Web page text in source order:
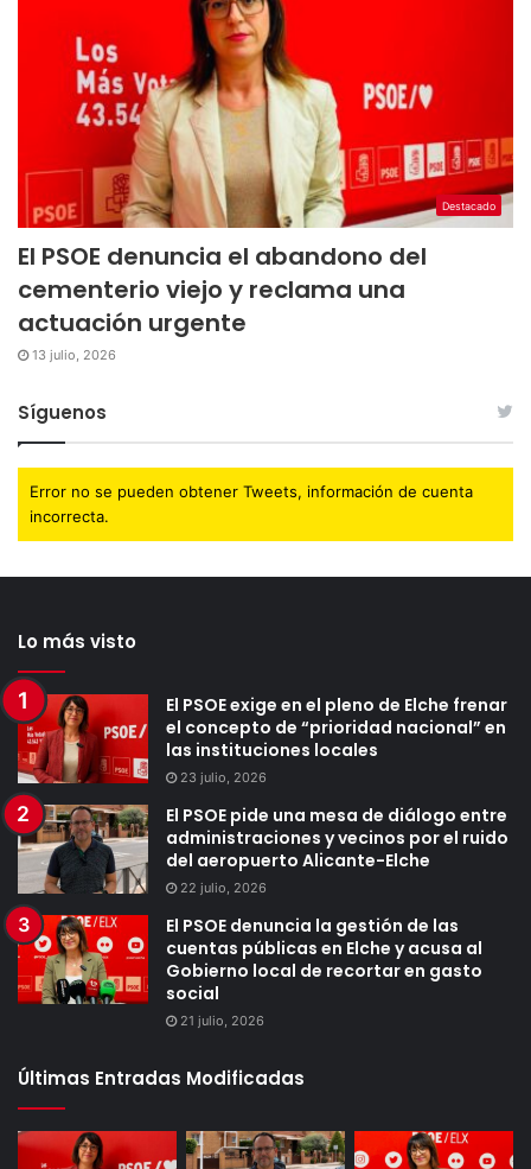
Destacado
El PSOE denuncia el abandono del
cementerio viejo y reclama una
actuación urgente
13 julio, 2026
Síguenos
Error no se pueden obtener Tweets, información de cuenta
incorrecta.
Lo más visto
El PSOE exige en el pleno de Elche frenar
el concepto de “prioridad nacional” en
las instituciones locales
23 julio, 2026
El PSOE pide una mesa de diálogo entre
administraciones y vecinos por el ruido
del aeropuerto Alicante-Elche
22 julio, 2026
El PSOE denuncia la gestión de las
cuentas públicas en Elche y acusa al
Gobierno local de recortar en gasto
social
21 julio, 2026
Últimas Entradas Modificadas